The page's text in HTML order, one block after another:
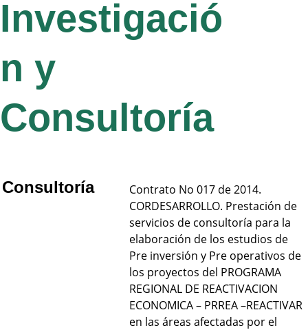
Consultoría
Contrato No 017 de 2014.
CORDESARROLLO. Prestación de
servicios de consultoría para la
elaboración de los estudios de
Pre inversión y Pre operativos de
los proyectos del PROGRAMA
REGIONAL DE REACTIVACION
ECONOMICA – PRREA –REACTIVAR
en las áreas afectadas por el
Investigació
n y
Consultoría